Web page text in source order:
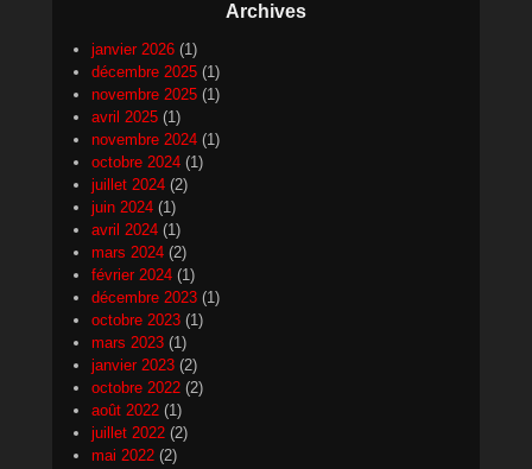
Archives
janvier 2026 (1)
décembre 2025 (1)
novembre 2025 (1)
avril 2025 (1)
novembre 2024 (1)
octobre 2024 (1)
juillet 2024 (2)
juin 2024 (1)
avril 2024 (1)
mars 2024 (2)
février 2024 (1)
décembre 2023 (1)
octobre 2023 (1)
mars 2023 (1)
janvier 2023 (2)
octobre 2022 (2)
août 2022 (1)
juillet 2022 (2)
mai 2022 (2)